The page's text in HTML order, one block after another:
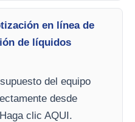
en línea de
de líquidos
del equipo
desde
clic AQUI.